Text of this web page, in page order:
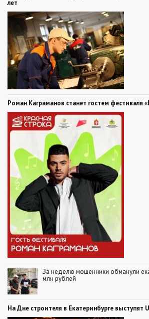
лет
Роман Каграманов станет гостем фестиваля
За неделю мошенники обманули
млн рублей
На Дне строителя в Екатеринбурге выступят